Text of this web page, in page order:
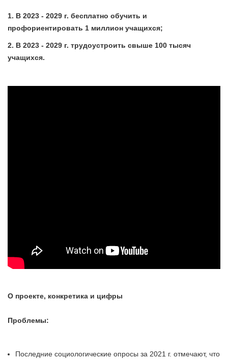
1. В 2023 - 2029 г. бесплатно обучить и
профориентировать 1 миллион учащихся;
2. В 2023 - 2029 г. трудоустроить свыше 100 тысяч
учащихся.
О проекте, конкретика и цифры
Проблемы:
Последние социологические опросы за 2021 г. отмечают, что